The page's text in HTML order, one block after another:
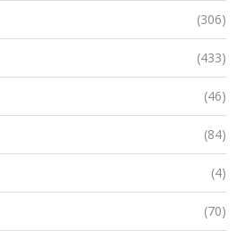
(306)
(433)
(46)
(84)
(4)
(70)